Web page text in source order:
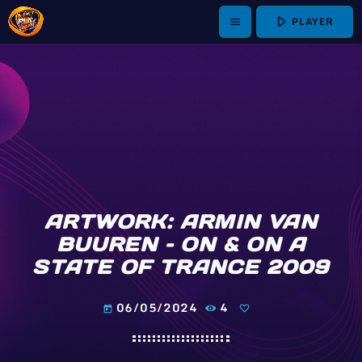
menu play_arrow PLAYER
ARTWORK: ARMIN VAN
BUUREN – ON & ON A
STATE OF TRANCE 2009
today 06/05/2024 4